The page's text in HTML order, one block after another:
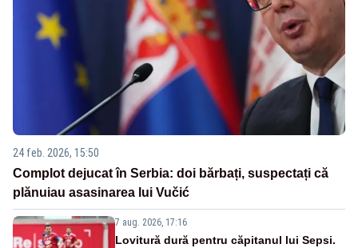
24 feb. 2026, 15:50
Complot dejucat în Serbia: doi bărbați, suspectați că
plănuiau asasinarea lui Vučić
7 aug. 2026, 17:16
Lovitură dură pentru căpitanul lui Sepsi.